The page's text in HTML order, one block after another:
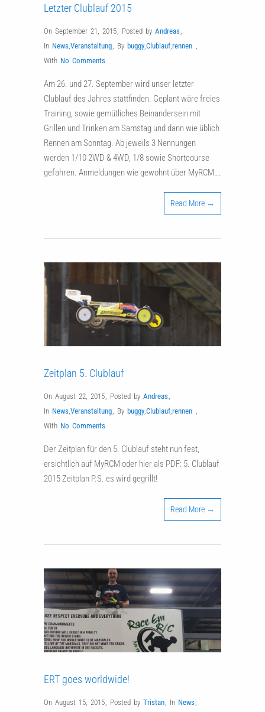
Letzter Clublauf 2015
On September 21, 2015 Posted by Andreas
In News Veranstaltung By buggy Clublauf rennen
With No Comments
Am 26. und 27. September wird unser letzter
Clublauf des Jahres stattfinden. Geplant wäre freies
Training, sowie gemütliches Beinandersein mit
Grillen und Trinken am Samstag und dann wie üblich
Rennen am Sonntag. Ab jeweils 3 Nennungen
werden 1/10 2WD & 4WD, 1/8 sowie Shortcourse
gefahren. Anmeldungen wie gewohnt über MyRCM….
Read More →
Zeitplan 5. Clublauf
On August 22, 2015, Posted by Andreas,
In News,Veranstaltung, By buggy,Clublauf,rennen ,
With No Comments
Der Zeitplan für den 5. Clublauf steht nun fest,
ersichtlich auf MyRCM oder hier als PDF: 5. Clublauf
2015 Zeitplan P.S. es wird gegrillt!
Read More →
ERT goes worldwide!
On August 15, 2015, Posted by Tristan, In News,